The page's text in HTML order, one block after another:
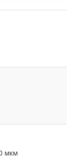
мкм